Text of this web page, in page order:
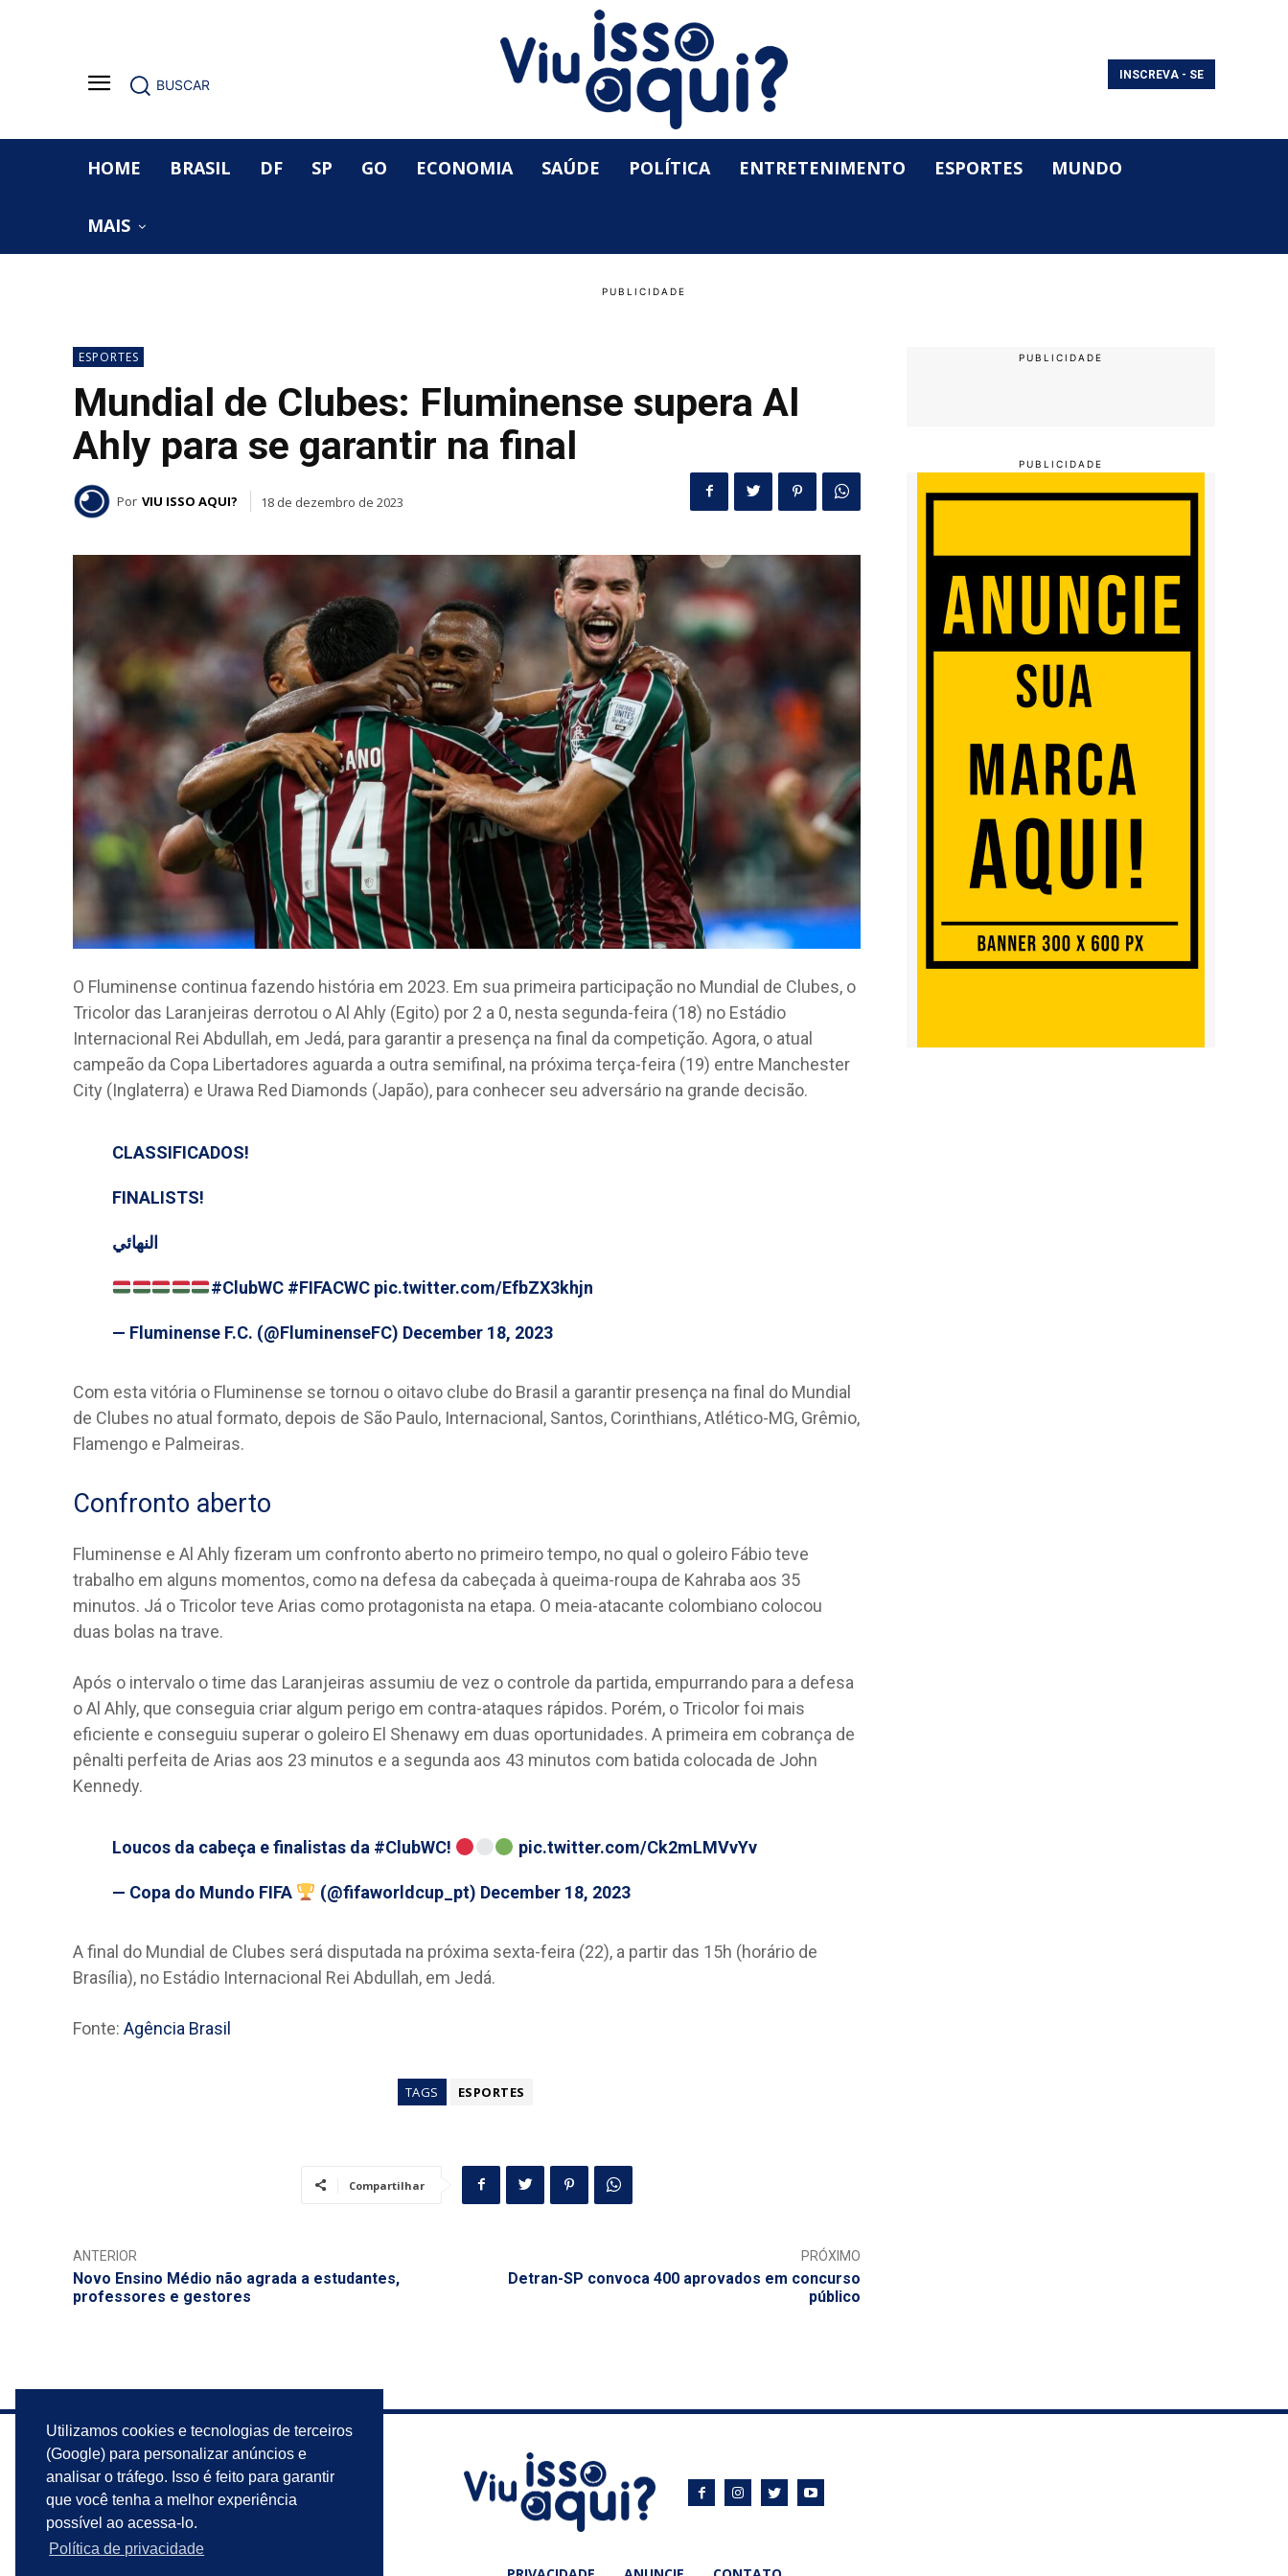
Utilizamos cookies e tecnologias de terceiros
(Google) para personalizar anúncios e
analisar o tráfego. Isso é feito para garantir
que você tenha a melhor experiência
possível ao acessa-lo.
Política de privacidade
BUSCAR
INSCREVA - SE
HOME BRASIL DF SP GO ECONOMIA SAÚDE POLÍTICA ENTRETENIMENTO ESPORTES MUNDO
MAIS
ESPORTES
Mundial de Clubes: Fluminense supera Al
Ahly para se garantir na final
Por VIU ISSO AQUI? 18 de dezembro de 2023
O Fluminense continua fazendo história em 2023. Em sua primeira participação no Mundial de Clubes, o
Tricolor das Laranjeiras derrotou o Al Ahly (Egito) por 2 a 0, nesta segunda-feira (18) no Estádio
Internacional Rei Abdullah, em Jedá, para garantir a presença na final da competição. Agora, o atual
campeão da Copa Libertadores aguarda a outra semifinal, na próxima terça-feira (19) entre Manchester
City (Inglaterra) e Urawa Red Diamonds (Japão), para conhecer seu adversário na grande decisão.
CLASSIFICADOS!
FINALISTS!
النهائي
#ClubWC #FIFACWC pic.twitter.com/EfbZX3khjn
— Fluminense F.C. (@FluminenseFC) December 18, 2023
Com esta vitória o Fluminense se tornou o oitavo clube do Brasil a garantir presença na final do Mundial
de Clubes no atual formato, depois de São Paulo, Internacional, Santos, Corinthians, Atlético-MG, Grêmio,
Flamengo e Palmeiras.
Confronto aberto
Fluminense e Al Ahly fizeram um confronto aberto no primeiro tempo, no qual o goleiro Fábio teve
trabalho em alguns momentos, como na defesa da cabeçada à queima-roupa de Kahraba aos 35
minutos. Já o Tricolor teve Arias como protagonista na etapa. O meia-atacante colombiano colocou
duas bolas na trave.
Após o intervalo o time das Laranjeiras assumiu de vez o controle da partida, empurrando para a defesa
o Al Ahly, que conseguia criar algum perigo em contra-ataques rápidos. Porém, o Tricolor foi mais
eficiente e conseguiu superar o goleiro El Shenawy em duas oportunidades. A primeira em cobrança de
pênalti perfeita de Arias aos 23 minutos e a segunda aos 43 minutos com batida colocada de John
Kennedy.
Loucos da cabeça e finalistas da #ClubWC! pic.twitter.com/Ck2mLMVvYv
— Copa do Mundo FIFA (@fifaworldcup_pt) December 18, 2023
A final do Mundial de Clubes será disputada na próxima sexta-feira (22), a partir das 15h (horário de
Brasília), no Estádio Internacional Rei Abdullah, em Jedá.
Fonte: Agência Brasil
TAGS ESPORTES
Compartilhar
ANTERIOR
Novo Ensino Médio não agrada a estudantes,
professores e gestores
PRÓXIMO
Detran-SP convoca 400 aprovados em concurso
público